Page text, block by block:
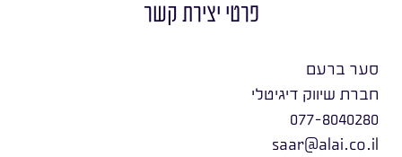
פרטי יצירת קשר
סער ברעם
חברת שיווק דיגיטלי
077-8040280
saar@alai.co.il